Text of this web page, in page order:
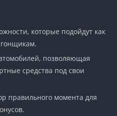
которые подойдут как
позволяющая
средства под свои
правильного момента для